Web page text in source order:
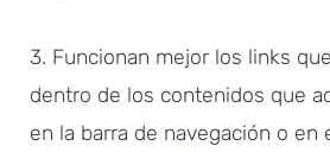
3. Funcionan mejor los links
dentro de los contenidos que
en la barra de navegación o en